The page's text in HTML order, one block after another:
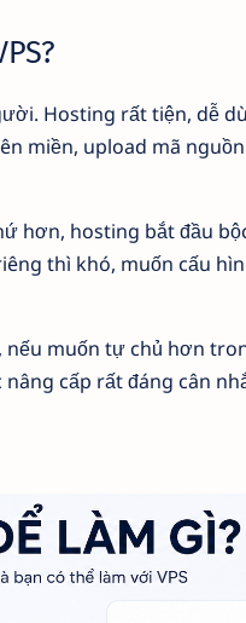
Hosting rất tiện, dễ
miền, upload mã
hơn, hosting bắt đầu
thì khó, muốn cấu
muốn tự chủ hơn
cấp rất đáng cân